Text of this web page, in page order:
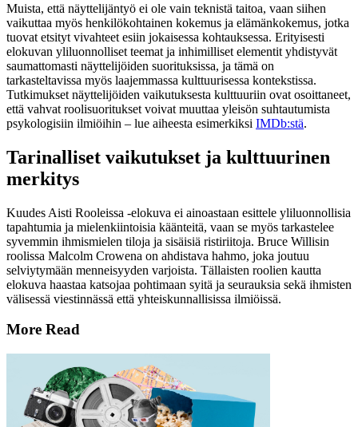
Muista, että näyttelijäntyö ei ole vain teknistä taitoa, vaan siihen
vaikuttaa myös henkilökohtainen kokemus ja elämänkokemus, jotka
tuovat etsityt vivahteet esiin jokaisessa kohtauksessa. Erityisesti
elokuvan yliluonnolliset teemat ja inhimilliset elementit yhdistyvät
saumattomasti näyttelijöiden suorituksissa, ja tämä on
tarkasteltavissa myös laajemmassa kulttuurisessa kontekstissa.
Tutkimukset näyttelijöiden vaikutuksesta kulttuuriin ovat osoittaneet,
että vahvat roolisuoritukset voivat muuttaa yleisön suhtautumista
psykologisiin ilmiöihin – lue aiheesta esimerkiksi IMDb:stä.
Tarinalliset vaikutukset ja kulttuurinen
merkitys
Kuudes Aisti Rooleissa -elokuva ei ainoastaan esittele yliluonnollisia
tapahtumia ja mielenkiintoisia käänteitä, vaan se myös tarkastelee
syvemmin ihmismielen tiloja ja sisäisiä ristiriitoja. Bruce Willisin
roolissa Malcolm Crowena on ahdistava hahmo, joka joutuu
selviytymään menneisyyden varjoista. Tällaisten roolien kautta
elokuva haastaa katsojaa pohtimaan syitä ja seurauksia sekä ihmisten
välisessä viestinnässä että yhteiskunnallisissa ilmiöissä.
More Read